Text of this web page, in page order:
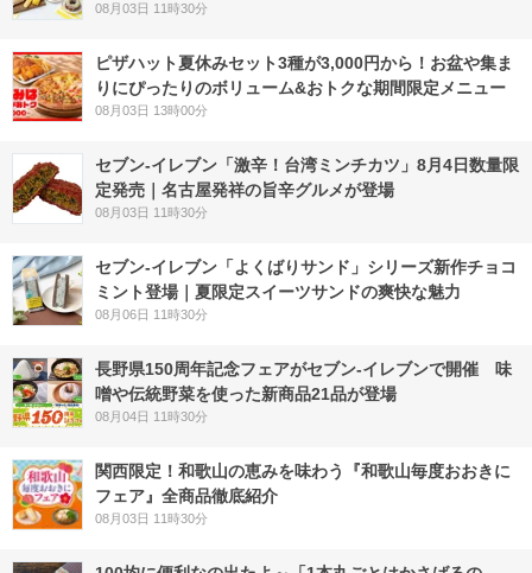
08月03日 11時30分
ピザハット夏休みセット3種が3,000円から！お盆や集ま
りにぴったりのボリューム&おトクな期間限定メニュー
08月03日 13時00分
セブン-イレブン「激辛！台湾ミンチカツ」8月4日数量限
定発売｜名古屋発祥の旨辛グルメが登場
08月03日 11時30分
セブン‐イレブン「よくばりサンド」シリーズ新作チョコ
ミント登場｜夏限定スイーツサンドの爽快な魅力
08月06日 11時30分
長野県150周年記念フェアがセブン-イレブンで開催 味
噌や伝統野菜を使った新商品21品が登場
08月04日 11時30分
関西限定！和歌山の恵みを味わう『和歌山毎度おおきに
フェア』全商品徹底紹介
08月03日 11時30分